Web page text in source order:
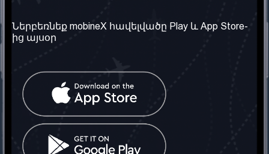
Մեր մասին
Մեր ծառայությունները
Պայմաններ և դրույթներ
Հաճախ տրվող հարցեր
Կապ մեզ հետ
Միացյալ
Թագավորություն: Մենք
Տարածել
սոցիալական
ցանցում
Ներբեռնեք mobineX հավելվածը Play և App Store-
ից այսօր